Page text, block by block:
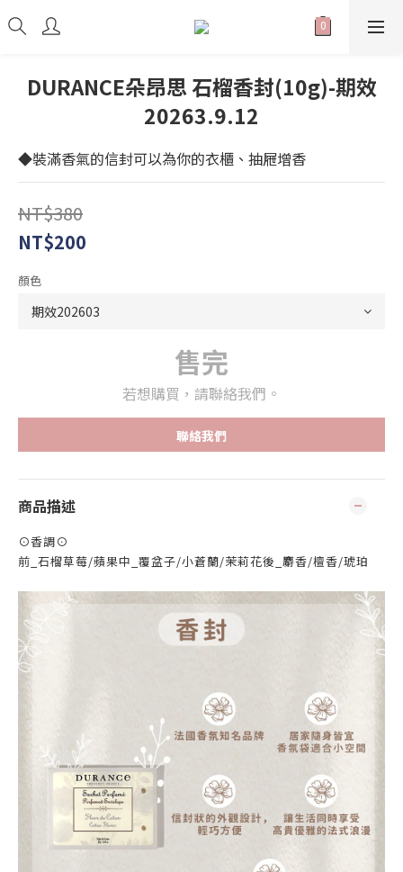
DURANCE朵昂思 石榴香封(10g)-期效
20263.9.12
◆裝滿香氣的信封可以為你的衣櫃、抽屜增香
NT$380
NT$200
顏色
售完
若想購買，請聯絡我們。
聯絡我們
商品描述
⊙香調⊙
前_石榴草莓/蘋果中_覆盆子/小蒼蘭/茉莉花後_麝香/檀香/琥珀